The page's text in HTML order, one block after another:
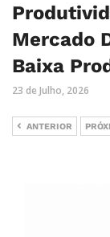
Mercado
Baixa
23 de Julho, 2026
ANTERIOR